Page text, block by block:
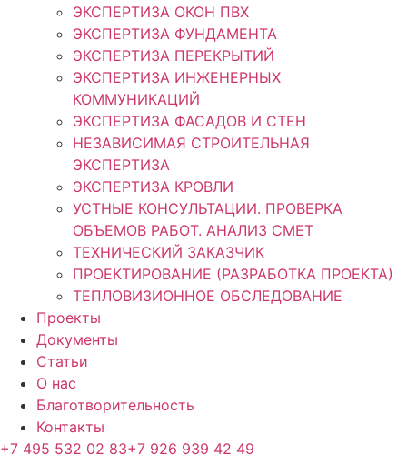
ЭКСПЕРТИЗА ОКОН ПВХ
ЭКСПЕРТИЗА ФУНДАМЕНТА
ЭКСПЕРТИЗА ПЕРЕКРЫТИЙ
ЭКСПЕРТИЗА ИНЖЕНЕРНЫХ
КОММУНИКАЦИЙ
ЭКСПЕРТИЗА ФАСАДОВ И СТЕН
НЕЗАВИСИМАЯ СТРОИТЕЛЬНАЯ
ЭКСПЕРТИЗА
ЭКСПЕРТИЗА КРОВЛИ
УСТНЫЕ КОНСУЛЬТАЦИИ. ПРОВЕРКА
ОБЪЕМОВ РАБОТ. АНАЛИЗ СМЕТ
ТЕХНИЧЕСКИЙ ЗАКАЗЧИК
ПРОЕКТИРОВАНИЕ (РАЗРАБОТКА ПРОЕКТА)
ТЕПЛОВИЗИОННОЕ ОБСЛЕДОВАНИЕ
Проекты
Документы
Статьи
О нас
Благотворительность
Контакты
+7 495 532 02 83+7 926 939 42 49